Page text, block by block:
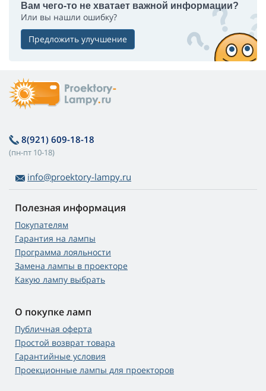
Вам чего-то не хватает важной информации?
Или вы нашли ошибку?
Предложить улучшение
8(921) 609-18-18
(пн-пт 10-18)
info@proektory-lampy.ru
Полезная информация
Покупателям
Гарантия на лампы
Программа лояльности
Замена лампы в проекторе
Какую лампу выбрать
О покупке ламп
Публичная оферта
Простой возврат товара
Гарантийные условия
Проекционные лампы для проекторов